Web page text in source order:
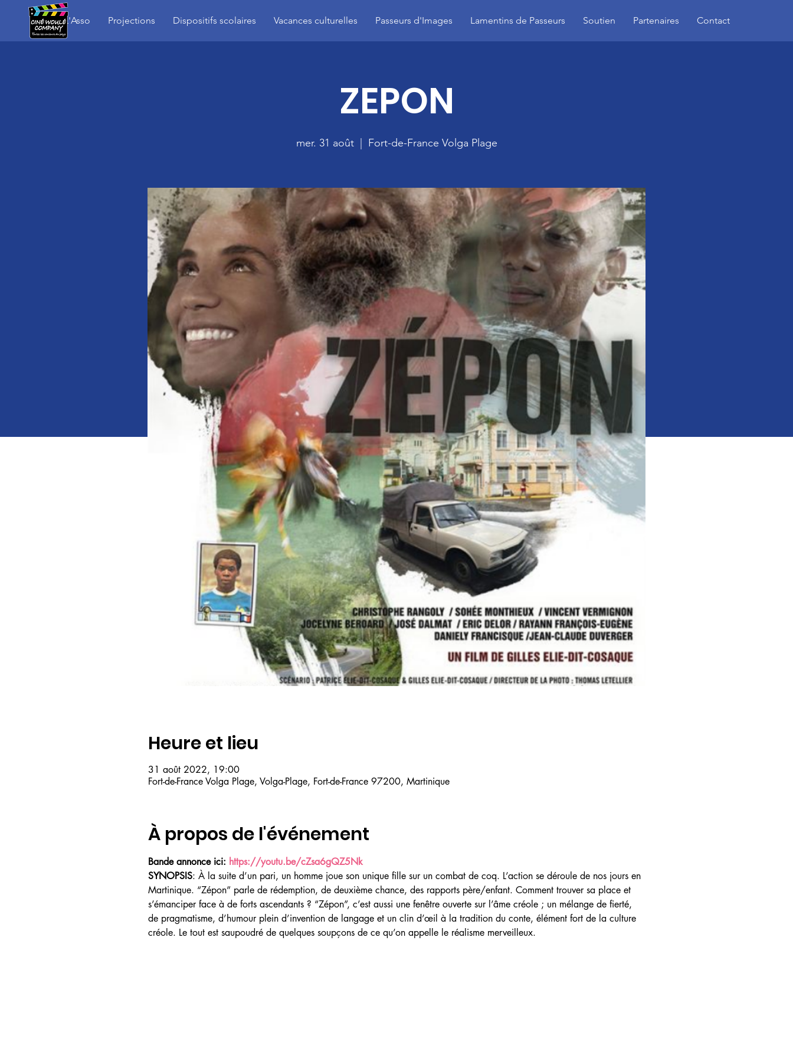
L'Asso Projections Dispositifs scolaires Vacances culturelles Passeurs d'Images Lamentins de Passeurs Soutien Partenaires Contact
ZEPON
mer. 31 août
  |
Fort-de-France Volga Plage
Heure et lieu
31 août 2022, 19:00
Fort-de-France Volga Plage, Volga-Plage, Fort-de-France 97200, Martinique
À propos de l'événement
Bande annonce ici: https://youtu.be/cZsa6gQZ5Nk
SYNOPSIS: À la suite d’un pari, un homme joue son unique fille sur un combat de coq. L’action se déroule de nos jours en
Martinique. “Zépon” parle de rédemption, de deuxième chance, des rapports père/enfant. Comment trouver sa place et
s’émanciper face à de forts ascendants ? “Zépon”, c’est aussi une fenêtre ouverte sur l’âme créole ; un mélange de fierté,
de pragmatisme, d’humour plein d’invention de langage et un clin d’œil à la tradition du conte, élément fort de la culture
créole. Le tout est saupoudré de quelques soupçons de ce qu’on appelle le réalisme merveilleux.